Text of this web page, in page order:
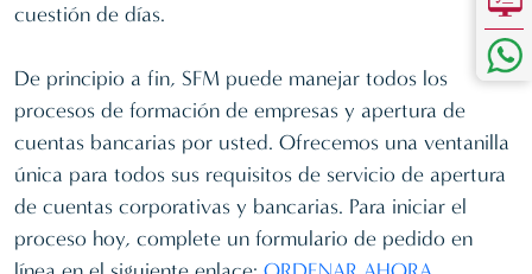
cuestión de días.
De principio a fin, SFM puede manejar todos los
procesos de formación de empresas y apertura de
cuentas bancarias por usted. Ofrecemos una ventanilla
única para todos sus requisitos de servicio de apertura
de cuentas corporativas y bancarias. Para iniciar el
proceso hoy, complete un formulario de pedido en